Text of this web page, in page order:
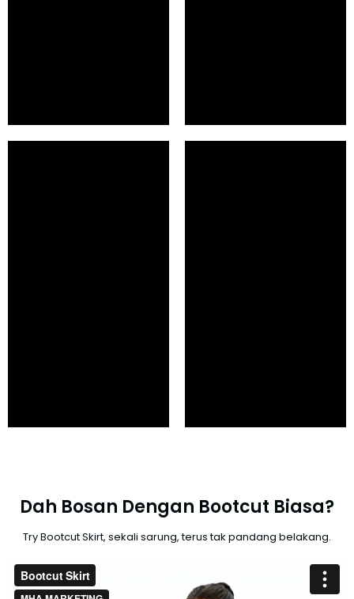
Dah Bosan Dengan Bootcut Biasa?
Try Bootcut Skirt, sekali sarung, terus tak pandang belakang.